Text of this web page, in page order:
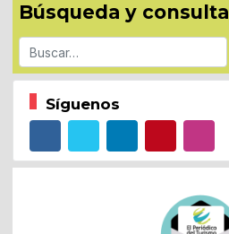
Búsqueda y consulta
Buscar
Síguenos